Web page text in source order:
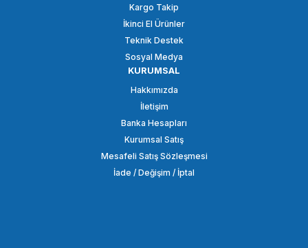
OEM Marka 52mm Lens Kapağı
OEM
OEM Marka 49mm Lens Kapağı
190,65 TL
Kargo Takip
İkinci El Ürünler
Teknik Destek
Sosyal Medya
KURUMSAL
Hakkımızda
İletişim
Banka Hesapları
Kurumsal Satış
Mesafeli Satış Sözleşmesi
İade / Değişim / İptal